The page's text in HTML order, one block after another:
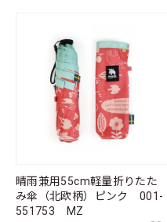
晴雨兼用55cm軽量折りたた
み傘（北欧柄）ピンク 001-
551753 MZ